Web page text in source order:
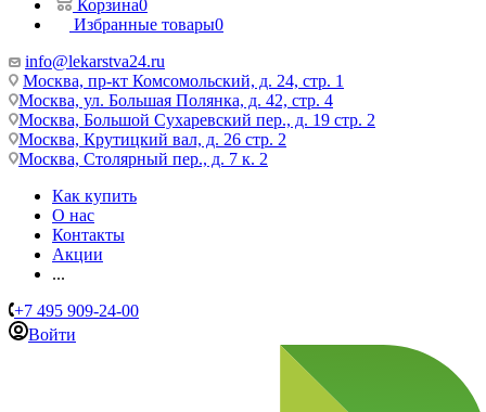
Корзина0
Избранные товары0
info@lekarstva24.ru
Москва, пр-кт Комсомольский, д. 24, стр. 1
Москва, ул. Большая Полянка, д. 42, стр. 4
Москва, Большой Сухаревский пер., д. 19 стр. 2
Москва, Крутицкий вал, д. 26 стр. 2
Москва, Столярный пер., д. 7 к. 2
Как купить
О нас
Контакты
Акции
...
+7 495 909-24-00
Войти